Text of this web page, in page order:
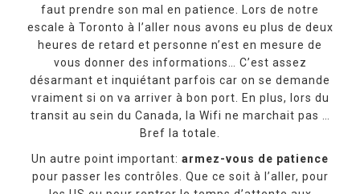
faut prendre son mal en patience. Lors de notre
escale à Toronto à l’aller nous avons eu plus de deux
heures de retard et personne n’est en mesure de
vous donner des informations… C’est assez
désarmant et inquiétant parfois car on se demande
vraiment si on va arriver à bon port. En plus, lors du
transit au sein du Canada, la Wifi ne marchait pas …
Bref la totale.
Un autre point important: armez-vous de patience
pour passer les contrôles. Que ce soit à l’aller, pour